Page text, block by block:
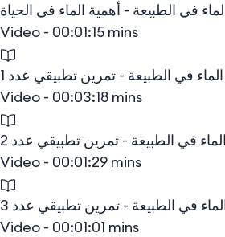
في الطبيعة - أهمية الماء في الحياة
Video - 00:01:15 mins
الماء في الطبيعة - تمرين تطبيقي عدد 1
Video - 00:03:18 mins
في الطبيعة - تمرين تطبيقي عدد 2
Video - 00:01:29 mins
في الطبيعة - تمرين تطبيقي عدد 3
Video - 00:01:01 mins